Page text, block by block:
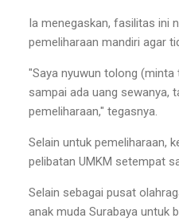
Ia menegaskan, fasilitas ini
pemeliharaan mandiri agar
"Saya nyuwun tolong (minta
sampai ada uang sewanya,
pemeliharaan," tegasnya.
Selain untuk pemeliharaan,
pelibatan UMKM setempat
Selain sebagai pusat
anak muda Surabaya untuk